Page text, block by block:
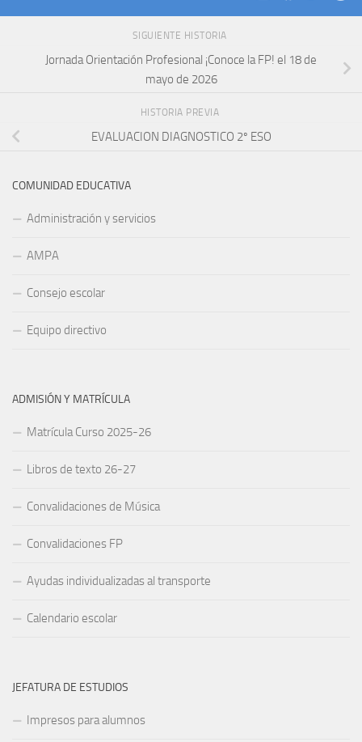
SIGUIENTE HISTORIA
Jornada Orientación Profesional ¡Conoce la FP! el 18 de
mayo de 2026
HISTORIA PREVIA
EVALUACION DIAGNOSTICO 2º ESO
COMUNIDAD EDUCATIVA
Administración y servicios
AMPA
Consejo escolar
Equipo directivo
ADMISIÓN Y MATRÍCULA
Matrícula Curso 2025-26
Libros de texto 26-27
Convalidaciones de Música
Convalidaciones FP
Ayudas individualizadas al transporte
Calendario escolar
JEFATURA DE ESTUDIOS
Impresos para alumnos